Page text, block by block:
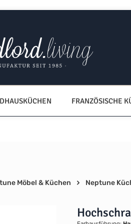
FRANZÖSISCHE
Möbel & Küchen Neptune